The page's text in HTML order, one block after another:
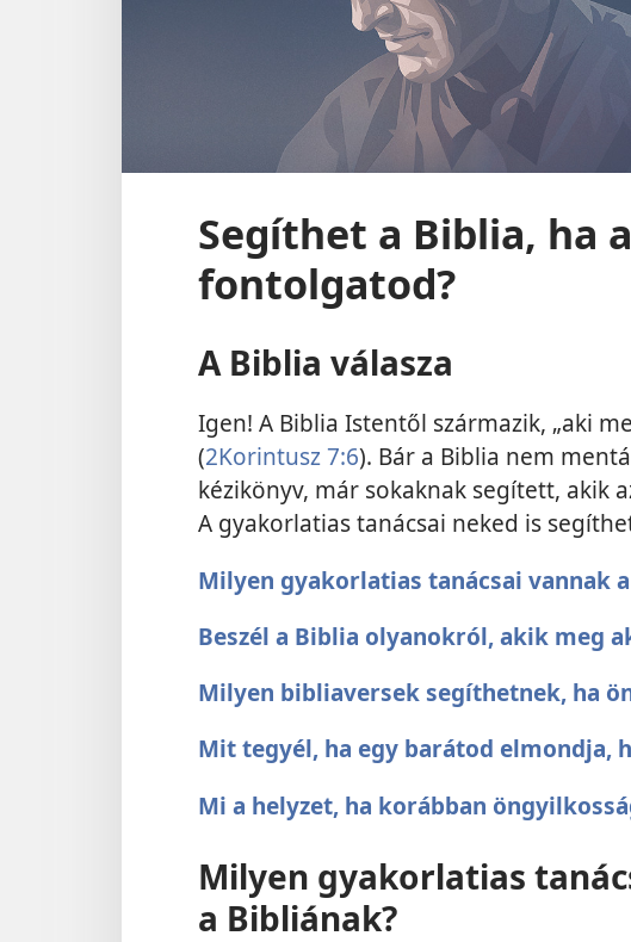
Segíthet a Biblia, ha
fontolgatod?
A Biblia válasza
Igen! A Biblia Istentől származik, „aki
(2Korintusz 7:6). Bár a Biblia nem
kézikönyv, már sokaknak segített, akik
A gyakorlatias tanácsai neked is
Milyen gyakorlatias tanácsai vannak
Beszél a Biblia olyanokról, akik meg
Milyen bibliaversek segíthetnek, ha
Mit tegyél, ha egy barátod elmondja,
Mi a helyzet, ha korábban
Milyen gyakorlatias
a Bibliának?